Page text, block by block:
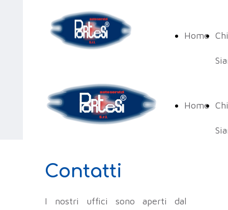
Home Chi
Home Chi
Contatti
I nostri uffici sono aperti dal